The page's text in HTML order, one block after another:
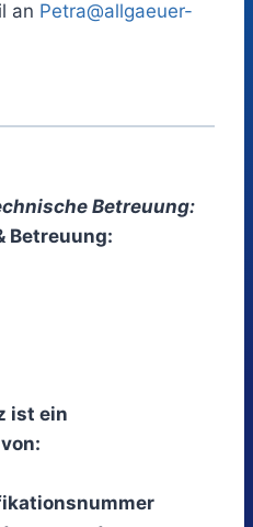
an Petra@allgaeuer-
Betreuung:
Betreuung:
ist ein